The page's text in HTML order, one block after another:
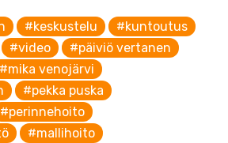
#keskustelu
#kuntoutus
#video
#päiviö vertanen
#mika venojärvi
#pekka puska
#perinnehoito
#mallihoito